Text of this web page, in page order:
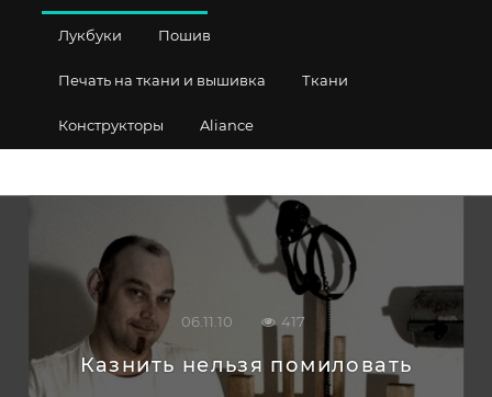
Лукбуки Пошив
Печать на ткани и вышивка Ткани
Конструкторы Aliance
06.11.10 417
Казнить нельзя помиловать